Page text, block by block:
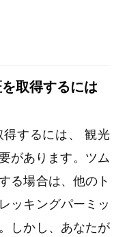
取得するには
するには、 観光
があります。ツム
る場合は、他のト
ッキングパーミッ
しかし、あなたが